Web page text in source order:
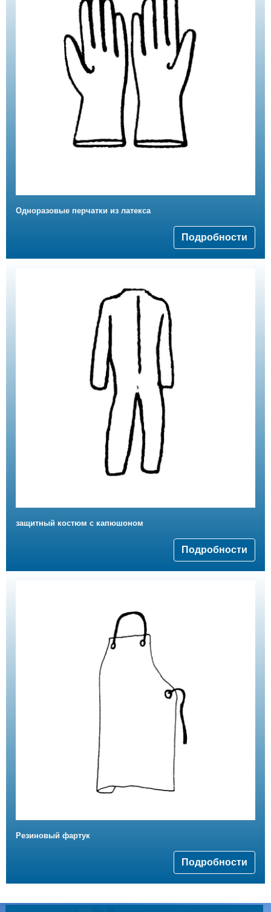
Одноразовые перчатки из латекса
Подробности
защитный костюм с капюшоном
Подробности
Резиновый фартук
Подробности